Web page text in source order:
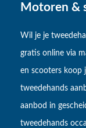
Motoren &
Wil je je
gratis online via
en scooters koop
tweedehands
aanbod in
tweedehands